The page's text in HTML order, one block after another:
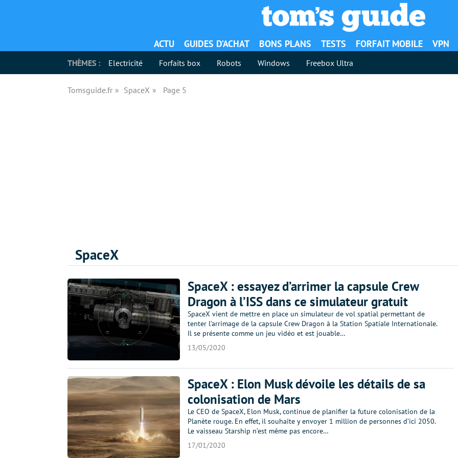
ACTU GUIDES D’ACHAT BONS PLANS TESTS FORFAIT MOBILE VPN
THÈMES : Electricité Forfaits box Robots Windows Freebox Ultra
Tomsguide.fr SpaceX Page 5
SpaceX
SpaceX : essayez d’arrimer la capsule Crew
Dragon à l’ISS dans ce simulateur gratuit
SpaceX vient de mettre en place un simulateur de vol spatial permettant de
tenter l’arrimage de la capsule Crew Dragon à la Station Spatiale Internationale.
Il se présente comme un jeu vidéo et est jouable…
13/05/2020
SpaceX : Elon Musk dévoile les détails de sa
colonisation de Mars
Le CEO de SpaceX, Elon Musk, continue de planifier la future colonisation de la
Planète rouge. En effet, il souhaite y envoyer 1 million de personnes d’ici 2050.
Le vaisseau Starship n’est même pas encore…
17/01/2020